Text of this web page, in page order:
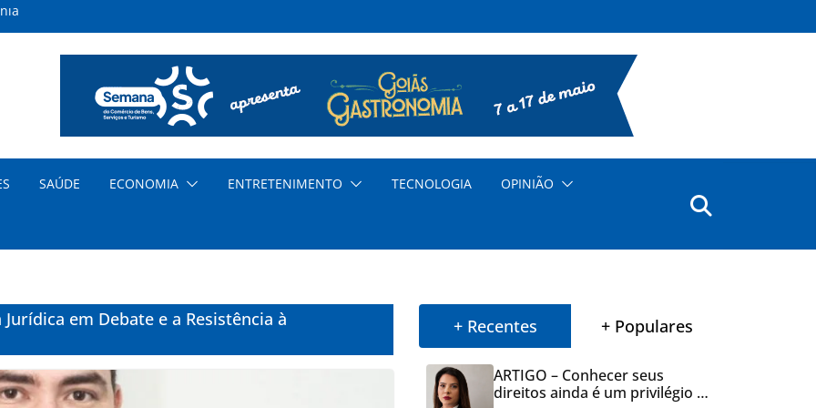
SAÚDE ECONOMIA ENTRETENIMENTO TECNOLOGIA OPINIÃO
em Debate e a Resistência à
+ Recentes + Populares
ARTIGO – Conhecer seus
direitos ainda é um privilégio no